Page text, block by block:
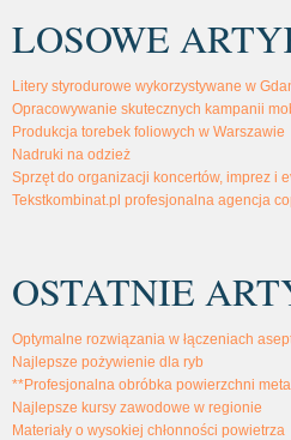
LOSOWE
Litery styrodurowe wykorzystywane w
Opracowywanie skutecznych kampanii
Produkcja torebek foliowych w Warszawie
Nadruki na odzież
Sprzęt do organizacji koncertów, imprez i
Tekstkombinat.pl profesjonalna agencja
OSTATNIE
Optymalne rozwiązania w łączeniach
Najlepsze pożywienie dla ryb
**Profesjonalna obróbka powierzchni
Najlepsze kursy zawodowe w regionie
Materiały o wysokiej chłonności powietrza